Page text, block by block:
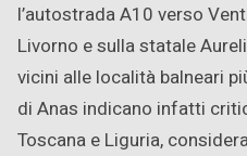
l’autostrada A10 verso
Livorno e sulla statale
vicini alle località balneari
di Anas indicano infatti
Toscana e Liguria,